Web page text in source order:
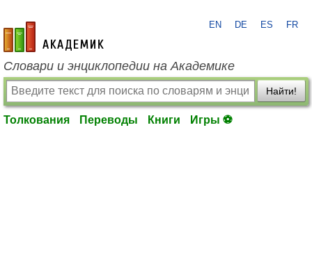
academic.ru
EN DE ES FR
Словари и энциклопедии на Академике
Найти!
Толкования Переводы Книги Игры ⚽